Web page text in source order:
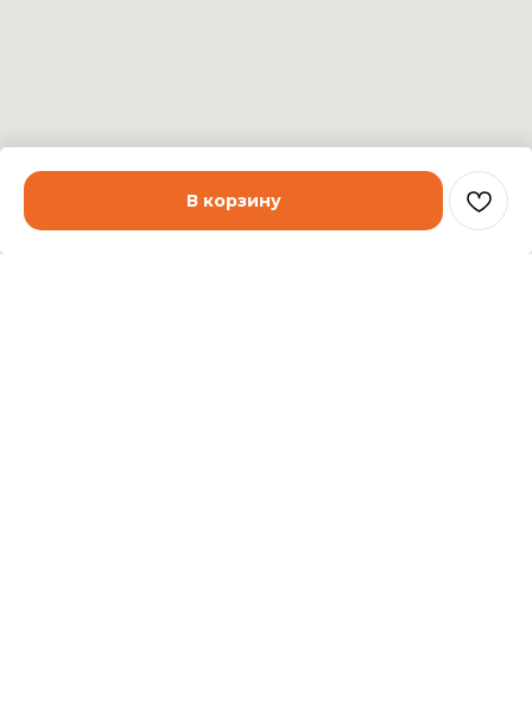
В корзину